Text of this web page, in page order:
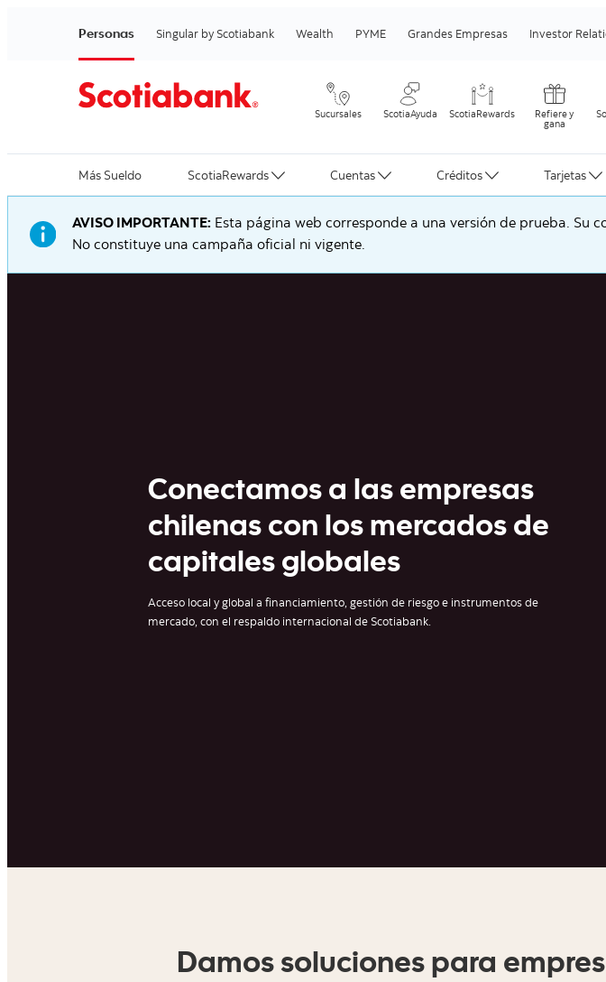
Personas Singular by Scotiabank Wealth PYME Grandes Empresas Investor
Sucursales ScotiaAyuda ScotiaRewards
Refiere y
gana
Más Sueldo ScotiaRewards Cuentas Créditos Tarjetas
AVISO IMPORTANTE:Esta página web corresponde a una versión de prueba. Su
No constituye una campaña oficial ni vigente.
Conectamos a las empresas
chilenas​ con los mercados de
capitales globales
Acceso local y global a financiamiento, gestión de riesgo e instrumentos​ de
mercado, con el respaldo internacional de Scotiabank.
Damos soluciones para